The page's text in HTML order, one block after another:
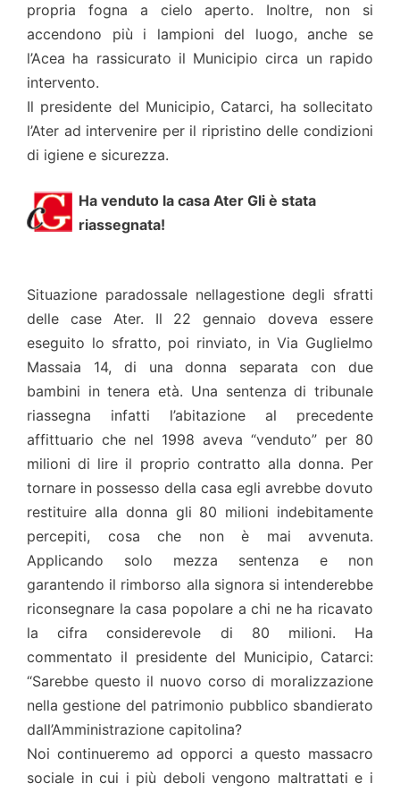
propria fogna a cielo aperto. Inoltre, non si
accendono più i lampioni del luogo, anche se
l’Acea ha rassicurato il Municipio circa un rapido
intervento.
Il presidente del Municipio, Catarci, ha sollecitato
l’Ater ad intervenire per il ripristino delle condizioni
di igiene e sicurezza.
Ha venduto la casa Ater Gli è stata
riassegnata!
Situazione paradossale nellagestione degli sfratti
delle case Ater. Il 22 gennaio doveva essere
eseguito lo sfratto, poi rinviato, in Via Guglielmo
Massaia 14, di una donna separata con due
bambini in tenera età. Una sentenza di tribunale
riassegna infatti l’abitazione al precedente
affittuario che nel 1998 aveva “venduto” per 80
milioni di lire il proprio contratto alla donna. Per
tornare in possesso della casa egli avrebbe dovuto
restituire alla donna gli 80 milioni indebitamente
percepiti, cosa che non è mai avvenuta.
Applicando solo mezza sentenza e non
garantendo il rimborso alla signora si intenderebbe
riconsegnare la casa popolare a chi ne ha ricavato
la cifra considerevole di 80 milioni. Ha
commentato il presidente del Municipio, Catarci:
“Sarebbe questo il nuovo corso di moralizzazione
nella gestione del patrimonio pubblico sbandierato
dall’Amministrazione capitolina?
Noi continueremo ad opporci a questo massacro
sociale in cui i più deboli vengono maltrattati e i